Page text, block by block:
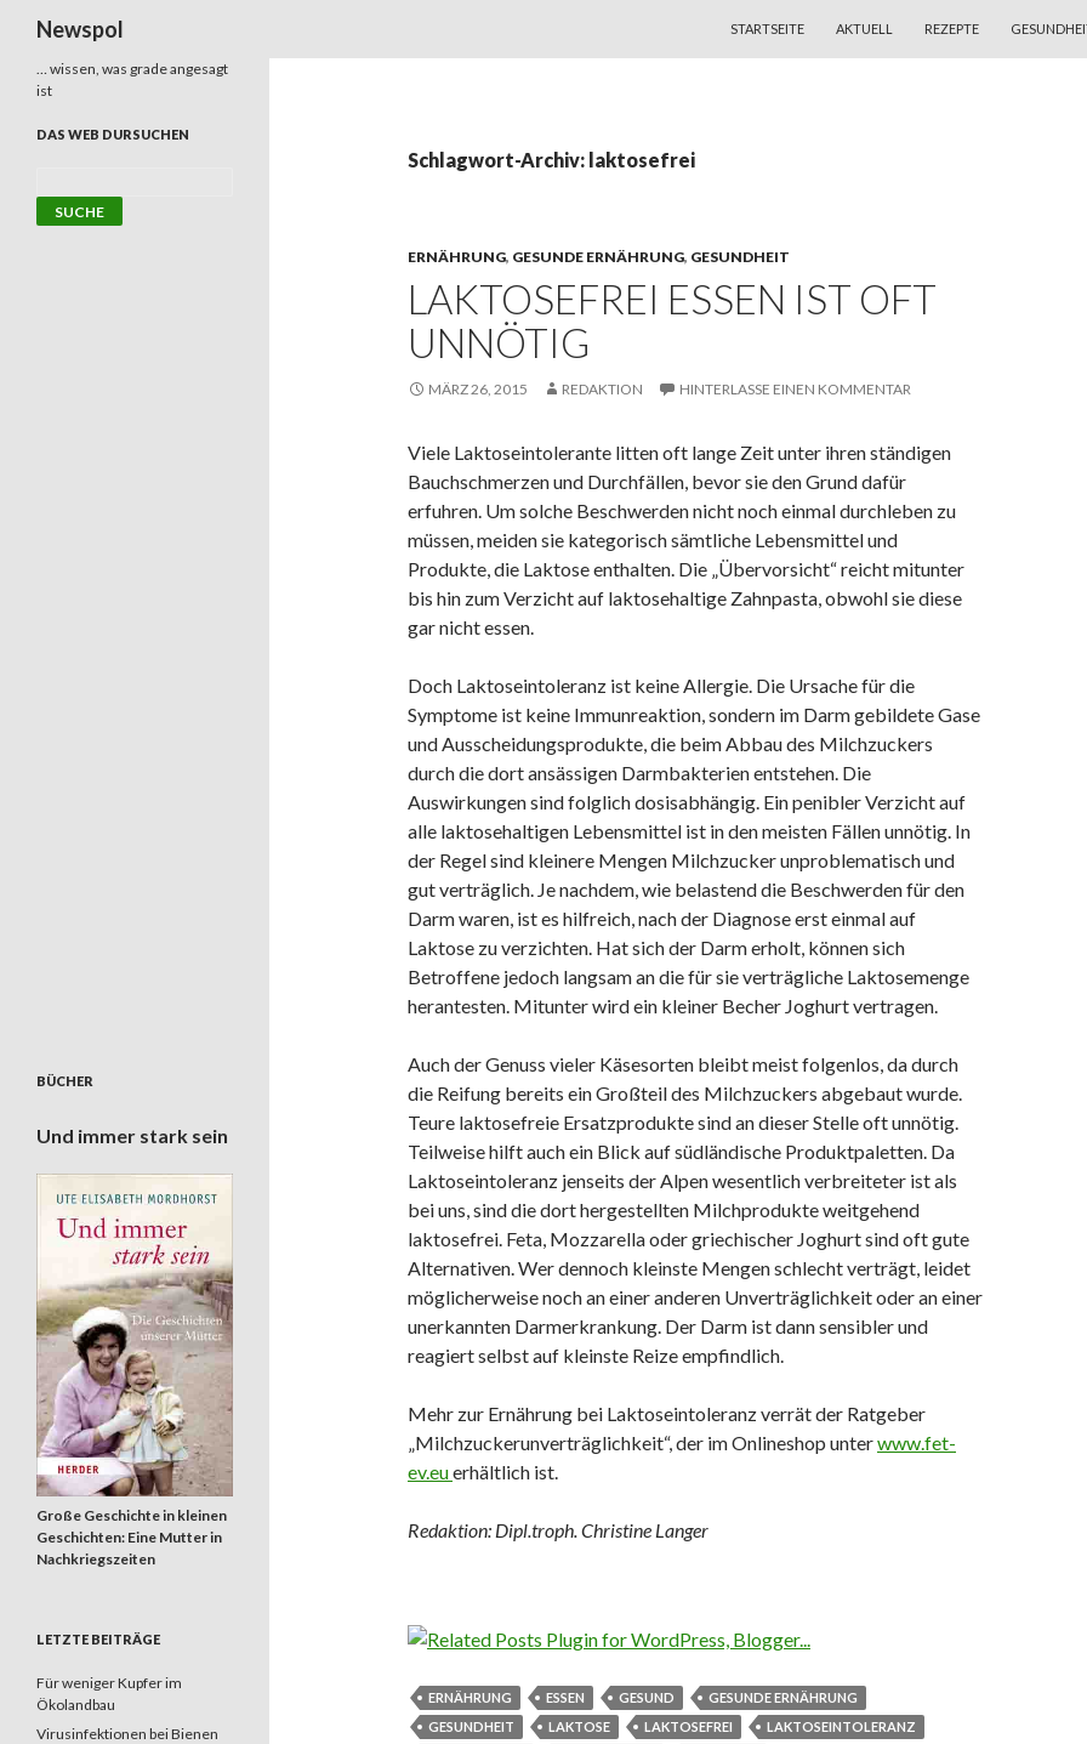
Newspol
STARTSEITE
AKTUELL REZEPTE
Schlagwort-Archiv: laktosefrei
ERNÄHRUNG, GESUNDE ERNÄHRUNG, GESUNDHEIT
LAKTOSEFREI ESSEN IST OFT
UNNÖTIG
MÄRZ 26, 2015 REDAKTION HINTERLASSE EINEN KOMMENTAR
Viele Laktoseintolerante litten oft lange Zeit unter ihren ständigen
Bauchschmerzen und Durchfällen, bevor sie den Grund dafür
erfuhren. Um solche Beschwerden nicht noch einmal durchleben zu
müssen, meiden sie kategorisch sämtliche Lebensmittel und
Produkte, die Laktose enthalten. Die „Übervorsicht“ reicht mitunter
bis hin zum Verzicht auf laktosehaltige Zahnpasta, obwohl sie diese
gar nicht essen.
Doch Laktoseintoleranz ist keine Allergie. Die Ursache für die
Symptome ist keine Immunreaktion, sondern im Darm gebildete Gase
und Ausscheidungsprodukte, die beim Abbau des Milchzuckers
durch die dort ansässigen Darmbakterien entstehen. Die
Auswirkungen sind folglich dosisabhängig. Ein penibler Verzicht auf
alle laktosehaltigen Lebensmittel ist in den meisten Fällen unnötig. In
der Regel sind kleinere Mengen Milchzucker unproblematisch und
gut verträglich. Je nachdem, wie belastend die Beschwerden für den
Darm waren, ist es hilfreich, nach der Diagnose erst einmal auf
Laktose zu verzichten. Hat sich der Darm erholt, können sich
Betroffene jedoch langsam an die für sie verträgliche Laktosemenge
herantesten. Mitunter wird ein kleiner Becher Joghurt vertragen.
Auch der Genuss vieler Käsesorten bleibt meist folgenlos, da durch
die Reifung bereits ein Großteil des Milchzuckers abgebaut wurde.
Teure laktosefreie Ersatzprodukte sind an dieser Stelle oft unnötig.
Teilweise hilft auch ein Blick auf südländische Produktpaletten. Da
Laktoseintoleranz jenseits der Alpen wesentlich verbreiteter ist als
bei uns, sind die dort hergestellten Milchprodukte weitgehend
laktosefrei. Feta, Mozzarella oder griechischer Joghurt sind oft gute
Alternativen. Wer dennoch kleinste Mengen schlecht verträgt, leidet
möglicherweise noch an einer anderen Unverträglichkeit oder an einer
unerkannten Darmerkrankung. Der Darm ist dann sensibler und
reagiert selbst auf kleinste Reize empfindlich.
Mehr zur Ernährung bei Laktoseintoleranz verrät der Ratgeber
„Milchzuckerunverträglichkeit“, der im Onlineshop unterwww.fet-
ev.euerhältlich ist.
Redaktion: Dipl.troph. Christine Langer
ERNÄHRUNG ESSEN GESUND
GESUNDE ERNÄHRUNG
GESUNDHEIT
LAKTOSE LAKTOSEFREI
LAKTOSEINTOLERANZ
… wissen, was grade angesagt
ist
DAS WEB DURSUCHEN
BÜCHER
Und immer stark sein
Große Geschichte in kleinen
Geschichten: Eine Mutter in
Nachkriegszeiten
LETZTE BEITRÄGE
Für weniger Kupfer im
Ökolandbau
Virusinfektionen bei Bienen